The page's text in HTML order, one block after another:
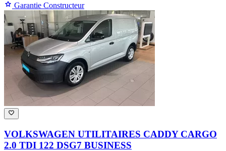
Garantie Constructeur
VOLKSWAGEN UTILITAIRES CADDY CARGO
2.0 TDI 122 DSG7 BUSINESS